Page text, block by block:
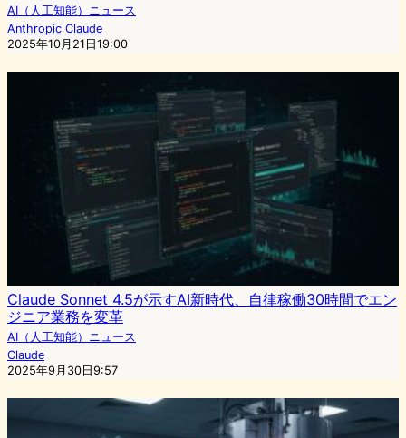
AI（人工知能）ニュース
Anthropic Claude
2025年10月21日19:00
Claude Sonnet 4.5が示すAI新時代、自律稼働30時間でエン
ジニア業務を変革
AI（人工知能）ニュース
Claude
2025年9月30日9:57